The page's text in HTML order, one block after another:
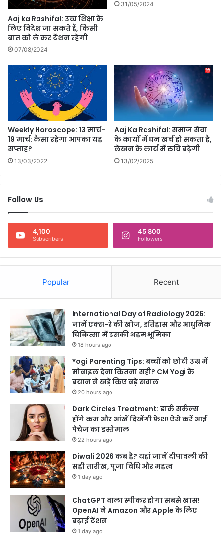
a
v
e
l
3
5
ह
जा
Aaj ka Rashifal: उच्च शिक्षा के
लिए विदेश जा सकते हैं, किसी
बात को ले कर टेंशन रहेगी
07/08/2024
31/05/2024
Weekly Horoscope: 13 मार्च-
19 मार्च: कैसा रहेगा आपका यह
सप्ताह?
13/03/2022
Aaj Ka Rashifal: समाज सेवा
के कार्यों में धन खर्च हो सकता है,
लेखन के कार्य में रुचि बढ़ेगी
13/02/2025
Follow Us
4,100
Subscribers
45,800
Followers
Popular Recent
International Day of Radiology 2026:
जानें एक्स-रे की खोज, इतिहास और आधुनिक
चिकित्सा में इसकी अहम भूमिका
18 hours ago
Yogi Parenting Tips: बच्चों को छोटी उम्र में
मोबाइल देना कितना सही? CM Yogi के
बयान ने खड़े किए बड़े सवाल
20 hours ago
Dark Circles Treatment: डार्क सर्कल्स
होंगे कम और आंखें दिखेंगी फ्रेश! ऐसे करें आई
पैचेज का इस्तेमाल
22 hours ago
Diwali 2026 कब है? यहां जानें दीपावली की
सही तारीख, पूजा विधि और महत्व
1 day ago
ChatGPT वाला स्पीकर होगा सबसे खास!
OpenAI ने Amazon और Apple के लिए
बढ़ाई टेंशन
1 day ago